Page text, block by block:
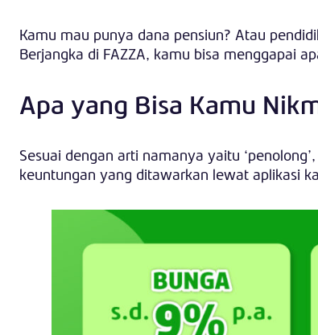
Kamu mau punya dana pensiun? Atau
Berjangka di FAZZA, kamu bisa menggapai
Apa yang Bisa Kamu
Sesuai dengan arti namanya yaitu
keuntungan yang ditawarkan lewat aplikasi